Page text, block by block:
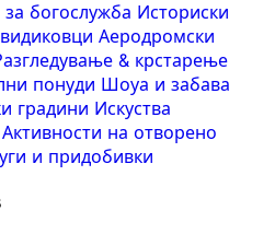
богослужба Историски
Аеродромски
& крстарење
понуди Шоуа и забава
градини Искуства
Активности на отворено
и придобивки